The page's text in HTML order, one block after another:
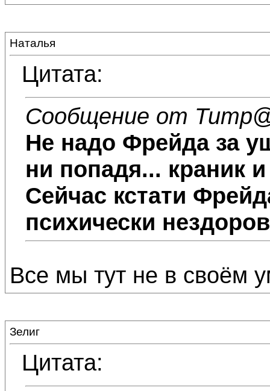
Наталья
Цитата:
Сообщение от Титр
Не надо Фрейда за
ни попадя... краник
Сейчас кстати
психически
Все мы тут не в своём
Зелиг
Цитата: